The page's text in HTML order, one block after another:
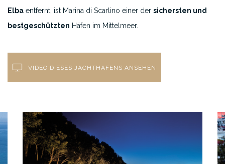
Elba entfernt, ist Marina di Scarlino einer der sichersten und
bestgeschützten Häfen im Mittelmeer.
VIDEO DIESES JACHTHAFENS ANSEHEN